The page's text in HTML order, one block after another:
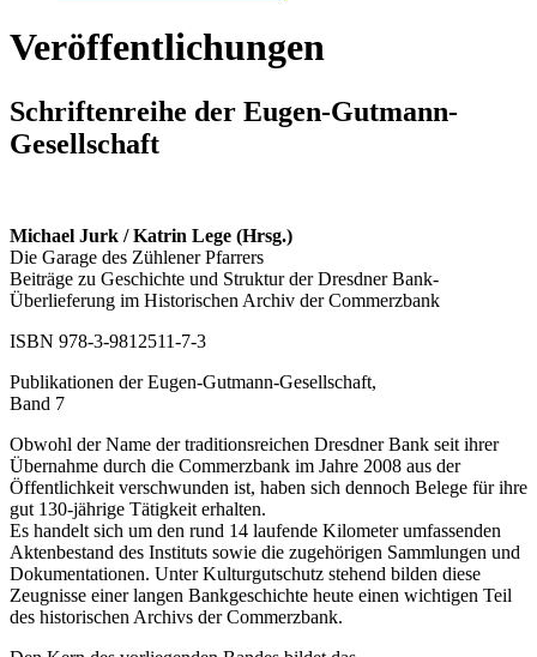
Veröffentlichungen
Schriftenreihe der Eugen-Gutmann-
Gesellschaft
Michael Jurk / Katrin Lege (Hrsg.)
Die Garage des Zühlener Pfarrers
Beiträge zu Geschichte und Struktur der Dresdner Bank-
Überlieferung im Historischen Archiv der Commerzbank
ISBN 978-3-9812511-7-3
Publikationen der Eugen-Gutmann-Gesellschaft,
Band 7
Obwohl der Name der traditionsreichen Dresdner Bank seit ihrer
Übernahme durch die Commerzbank im Jahre 2008 aus der
Öffentlichkeit verschwunden ist, haben sich dennoch Belege für ihre
gut 130-jährige Tätigkeit erhalten.
Es handelt sich um den rund 14 laufende Kilometer umfassenden
Aktenbestand des Instituts sowie die zugehörigen Sammlungen und
Dokumentationen. Unter Kulturgutschutz stehend bilden diese
Zeugnisse einer langen Bankgeschichte heute einen wichtigen Teil
des historischen Archivs der Commerzbank.